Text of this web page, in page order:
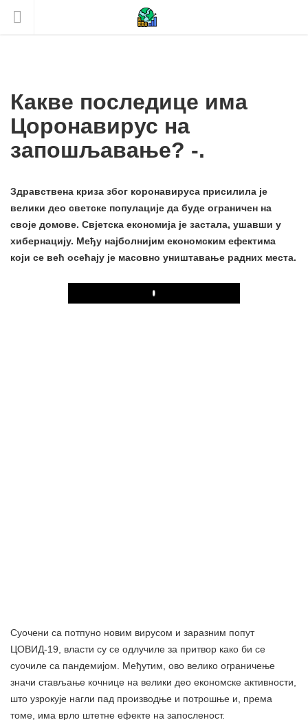
Какве последице има
Цоронавирус на
запошљавање? -.
Здравствена криза због коронавируса присилила је
велики део светске популације да буде ограничен на
своје домове. Свјетска економија је застала, ушавши у
хибернацију. Међу најболнијим економским ефектима
који се већ осећају је масовно уништавање радних места.
Play
Суочени са потпуно новим вирусом и заразним попут
ЦОВИД-19, власти су се одлучиле за притвор како би се
суочиле са пандемијом. Међутим, ово велико ограничење
значи стављање кочнице на велики део економске активности,
што узрокује нагли пад производње и потрошње и, према
томе, има врло штетне ефекте на запосленост.